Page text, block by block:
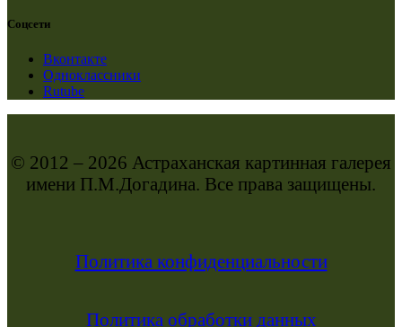
Соцсети
Вконтакте
Одноклассники
Rutube
© 2012 – 2026 Астраханская картинная галерея
имени П.М.Догадина. Все права защищены.
Политика конфиденциальности
Политика обработки данных